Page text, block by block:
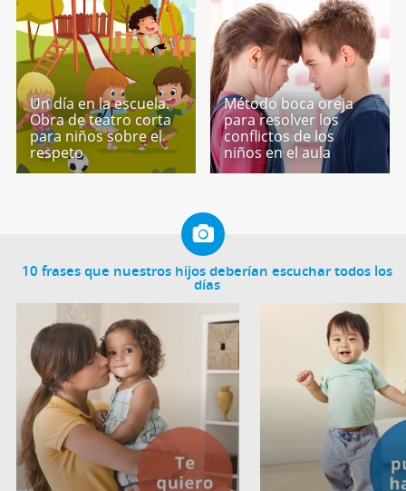
Un día en la escuela.
Obra de teatro corta
para niños sobre el
respeto
Método boca oreja
para resolver los
conflictos de los
niños en el aula
10 frases que nuestros hijos deberían escuchar todos los
días